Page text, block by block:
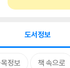
도서정보
정보 책 속으로